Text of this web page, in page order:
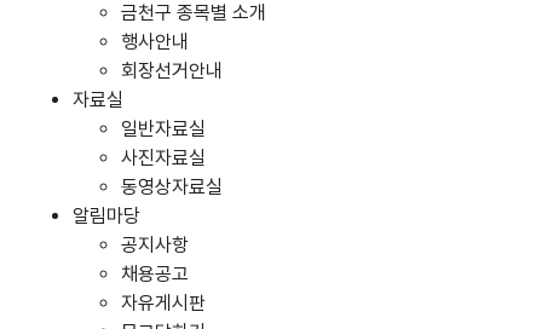
금천구 종목별 소개
행사안내
회장선거안내
자료실
일반자료실
사진자료실
동영상자료실
알림마당
공지사항
채용공고
자유게시판